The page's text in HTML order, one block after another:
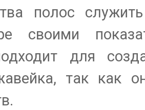
полос
своими
для
так как